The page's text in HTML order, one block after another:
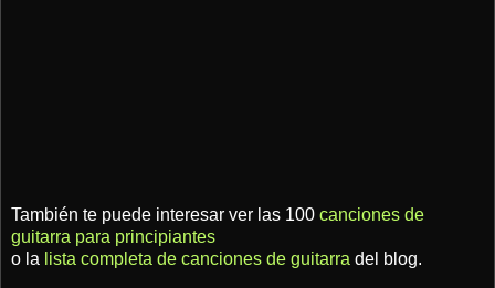
También te puede interesar ver las 100 canciones de
guitarra para principiantes
o la lista completa de canciones de guitarra del blog.